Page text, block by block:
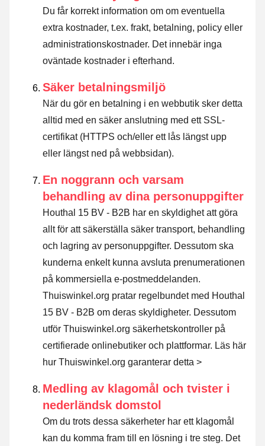
Du får korrekt information om om eventuella
extra kostnader, t.ex. frakt, betalning, policy eller
administrationskostnader. Det innebär inga
oväntade kostnader i efterhand.
Säker betalningsmiljö
När du gör en betalning i en webbutik sker detta
alltid med en säker anslutning med ett SSL-
certifikat (HTTPS och/eller ett lås längst upp
eller längst ned på webbsidan).
En noggrann och varsam
behandling av dina personuppgifter
Houthal 15 BV - B2B har en skyldighet att göra
allt för att säkerställa säker transport, behandling
och lagring av personuppgifter. Dessutom ska
kunderna enkelt kunna avsluta prenumerationen
på kommersiella e-postmeddelanden.
Thuiswinkel.org pratar regelbundet med Houthal
15 BV - B2B om deras skyldigheter. Dessutom
utför Thuiswinkel.org säkerhetskontroller på
certifierade onlinebutiker och plattformar. Läs här
hur Thuiswinkel.org garanterar detta >
Medling av klagomål och tvister i
nederländsk domstol
Om du trots dessa säkerheter har ett klagomål
kan du komma fram till en lösning i tre steg. Det